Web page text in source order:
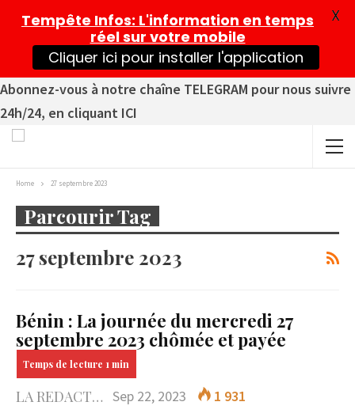
Abonnez-vous à notre chaîne TELEGRAM pour nous suivre
24h/24, en cliquant ICI
Home 27 septembre 2023
Parcourir Tag
27 septembre 2023
Bénin : La journée du mercredi 27
septembre 2023 chômée et payée
LA REDACTION Sep 22, 2023
1 931
Tempête Infos: L'information en temps
réel sur votre mobile
Cliquer ici pour installer l'application
X